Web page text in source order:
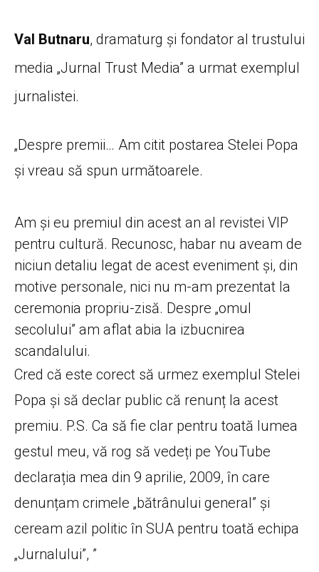
Val Butnaru, dramaturg și fondator al trustului
media „Jurnal Trust Media” a urmat exemplul
jurnalistei.
„Despre premii… Am citit postarea Stelei Popa
și vreau să spun următoarele.
Am și eu premiul din acest an al revistei VIP
pentru cultură. Recunosc, habar nu aveam de
niciun detaliu legat de acest eveniment și, din
motive personale, nici nu m-am prezentat la
ceremonia propriu-zisă. Despre „omul
secolului” am aflat abia la izbucnirea
scandalului.
Cred că este corect să urmez exemplul Stelei
Popa și să declar public că renunț la acest
premiu. P.S. Ca să fie clar pentru toată lumea
gestul meu, vă rog să vedeți pe YouTube
declarația mea din 9 aprilie, 2009, în care
denunțam crimele „bătrânului general” și
ceream azil politic în SUA pentru toată echipa
„Jurnalului”, ”